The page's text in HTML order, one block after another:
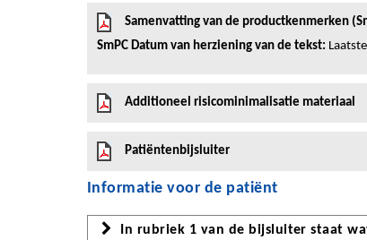
Samenvatting van de productkenmerken
SmPC Datum van herziening van de tekst:
Additioneel risicominimalisatie materiaal
Patiëntenbijsluiter
Informatie voor de patiënt
In rubriek 1 van de bijsluiter staat